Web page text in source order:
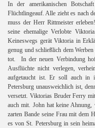
In der amerikanischen
Flüchtlingeauf. Alle zieht es nach
muss der Herr Rittmeister
seine ehemalige Verlobte
Keineswegs gerät Viktoria in
genug und schließlich dem
tot. In der neuen Verbindung
Ausflüchte nicht verlegen,
aufgetaucht ist. Er soll auch in
Petersburg unausweichlich ist,
versetzt. Viktorias Bruder Ferry
auch mit. John hat keine Ahnung,
zarten Bande seine Frau mit dem
es von St. Petersburg in sein